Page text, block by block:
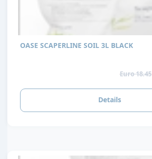
OASE SCAPERLINE SOIL 3L BLACK
Euro 18.45
Details